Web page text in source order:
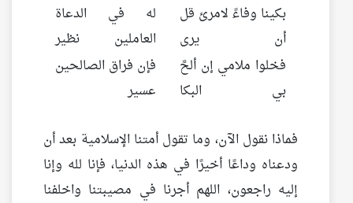
بكينا وفاءً لامرئ قل
أن يرى
له في الدعاة
العاملين نظير
فخلوا ملامي إن ألحَّ
بي البكا
فإن فراق الصالحين
عسير
فماذا نقول الآن، وما تقول أمتنا الإسلامية بعد أن
ودعناه وداعًا أخيرًا في هذه الدنيا، فإنا لله وإنا
إليه راجعون، اللهم أجرنا في مصيبتنا واخلفنا